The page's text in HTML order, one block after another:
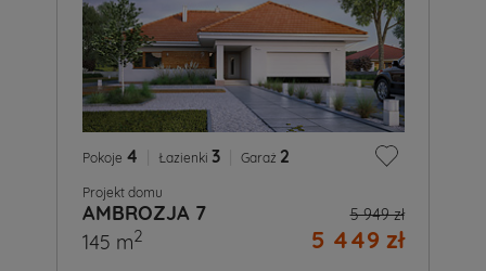
Pokoje 4 Łazienki 3 Garaż 2
Projekt domu
AMBROZJA 7 5 949 zł
5 449 zł
145 m2